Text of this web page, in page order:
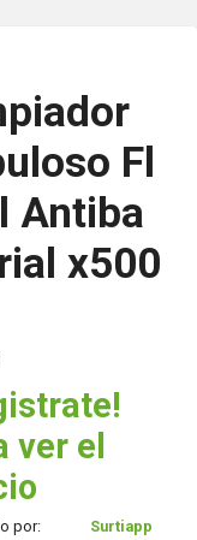
Fl
Antiba
x500
ver el
por: Surtiapp